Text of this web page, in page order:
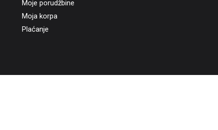
Moje porudžbine
Moja korpa
Plaćanje